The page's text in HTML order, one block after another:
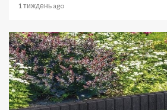
1 тиждень ago